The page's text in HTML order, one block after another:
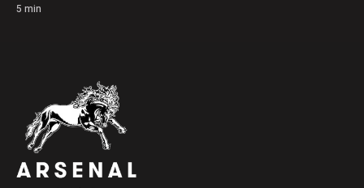
5 min